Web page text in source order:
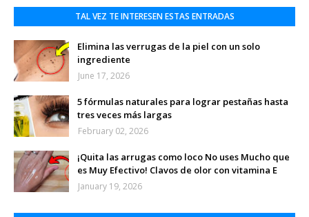
TAL VEZ TE INTERESEN ESTAS ENTRADAS
Elimina las verrugas de la piel con un solo
ingrediente
June 17, 2026
5 fórmulas naturales para lograr pestañas hasta
tres veces más largas
February 02, 2026
¡Quita las arrugas como loco No uses Mucho que
es Muy Efectivo! Clavos de olor con vitamina E
January 19, 2026